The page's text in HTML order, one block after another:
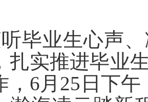
毕业生心声
扎实推进毕业
6 月 25 日下